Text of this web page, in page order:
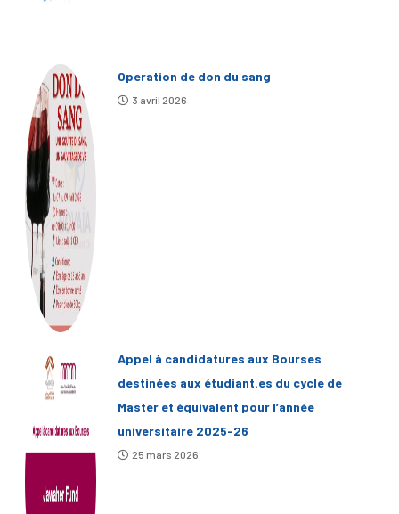
Operation de don du sang
3 avril 2026
Appel à candidatures aux Bourses
destinées aux étudiant.es du cycle de
Master et équivalent pour l’année
universitaire 2025-26
25 mars 2026